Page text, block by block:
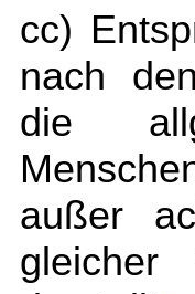
cc)
nach
die
außer
gleicher